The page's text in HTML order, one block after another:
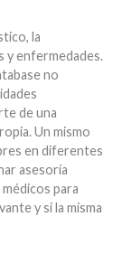
la
y enfermedades.
no
de una
Un mismo
en diferentes
asesoría
para
y si la misma